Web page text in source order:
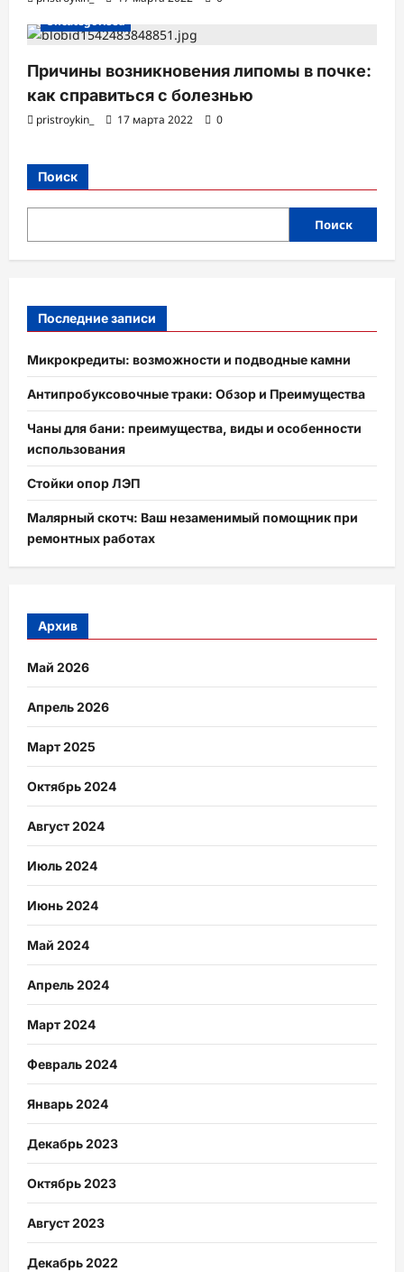
Uncategorised
Причины возникновения липомы в почке:
как справиться с болезнью
pristroykin_ 17 марта 2022 0
Поиск
Поиск
Последние записи
Микрокредиты: возможности и подводные камни
Антипробуксовочные траки: Обзор и Преимущества
Чаны для бани: преимущества, виды и особенности
использования
Стойки опор ЛЭП
Малярный скотч: Ваш незаменимый помощник при
ремонтных работах
Архив
Май 2026
Апрель 2026
Март 2025
Октябрь 2024
Август 2024
Июль 2024
Июнь 2024
Май 2024
Апрель 2024
Март 2024
Февраль 2024
Январь 2024
Декабрь 2023
Октябрь 2023
Август 2023
Декабрь 2022